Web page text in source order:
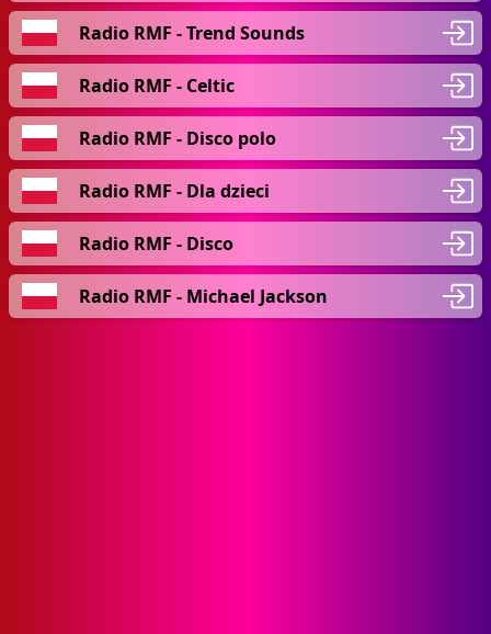
Radio RMF - Trend Sounds
Radio RMF - Celtic
Radio RMF - Disco polo
Radio RMF - Dla dzieci
Radio RMF - Disco
Radio RMF - Michael Jackson